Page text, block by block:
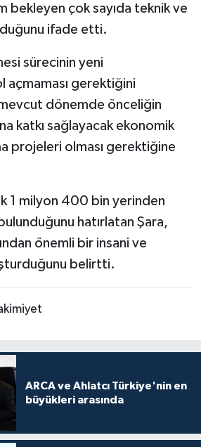
bekleyen çok sayıda teknik ve
ifade etti.
sürecinin yeni
açmaması gerektiğini
dönemde önceliğin
katkı sağlayacak ekonomik
projeleri olması gerektiğine
1 milyon 400 bin yerinden
hatırlatan Şara,
önemli bir insani ve
belirtti.
ARCA ve Ahlatcı Türkiye'nin en
büyükleri arasında